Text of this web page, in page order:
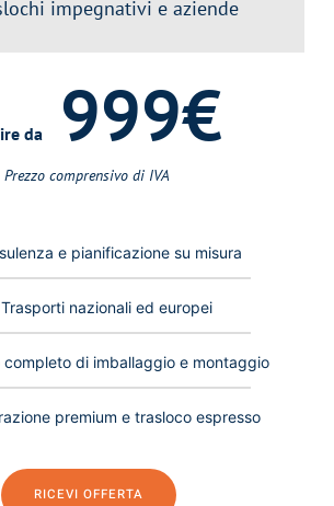
impegnativi e aziende
da 999€
Prezzo comprensivo di IVA ​
e pianificazione su misura
Trasporti nazionali ed europei
completo di imballaggio e montaggio
premium e trasloco espresso
RICEVI OFFERTA